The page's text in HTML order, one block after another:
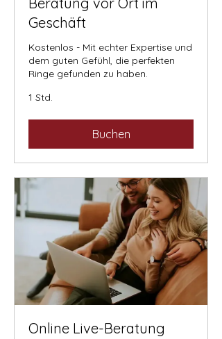
Geschäft
Kostenlos - Mit echter Expertise und
dem guten Gefühl, die perfekten
Ringe gefunden zu haben.
1 Std.
Buchen
Online Live-Beratung